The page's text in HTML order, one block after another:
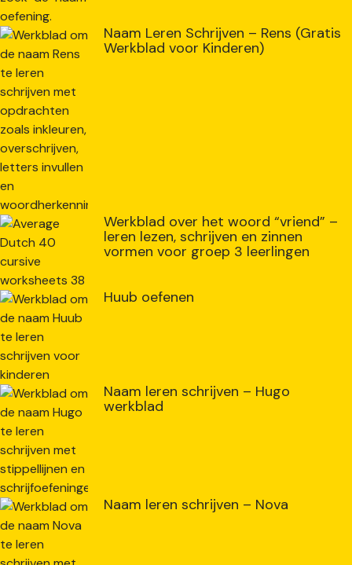
Naam Leren Schrijven – Rens (Gratis
Werkblad voor Kinderen)
Werkblad over het woord “vriend” –
leren lezen, schrijven en zinnen
vormen voor groep 3 leerlingen
Huub oefenen
Naam leren schrijven – Hugo
werkblad
Naam leren schrijven – Nova